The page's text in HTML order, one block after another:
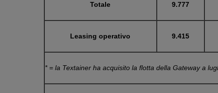
Totale 9.777
Leasing operativo 9.415
* = la Textainer ha acquisito la flotta della Gateway a